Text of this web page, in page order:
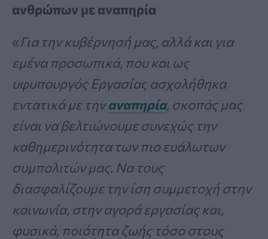
ανθρώπων με αναπηρία
«Για την κυβέρνησή μας, αλλά και για
εμένα προσωπικά, που και ως
υφυπουργός Εργασίας ασχολήθηκα
εντατικά με τηναναπηρία, σκοπός μας
είναι να βελτιώνουμε συνεχώς την
καθημερινότητα των πιο ευάλωτων
συμπολιτών μας. Να τους
διασφαλίζουμε την ίση συμμετοχή στην
κοινωνία, στην αγορά εργασίας και,
φυσικά, ποιότητα ζωής τόσο στους